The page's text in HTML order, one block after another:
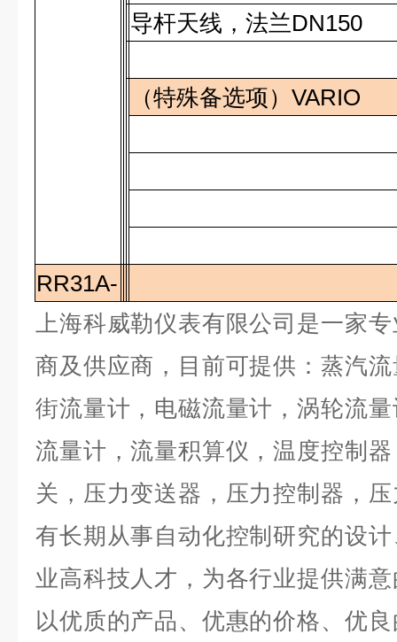
导杆天线，法兰DN150
（特殊备选项） VARIO
RR31A-
上海科威勒仪表有限公司是一家
商及供应商，目前可提供：蒸汽
街流量计，电磁流量计，涡轮流
流量计，流量积算仪，温度控制
关，压力变送器，压力控制器，
有长期从事自动化控制研究的设
业高科技人才，为各行业提供满
以优质的产品、优惠的价格、优